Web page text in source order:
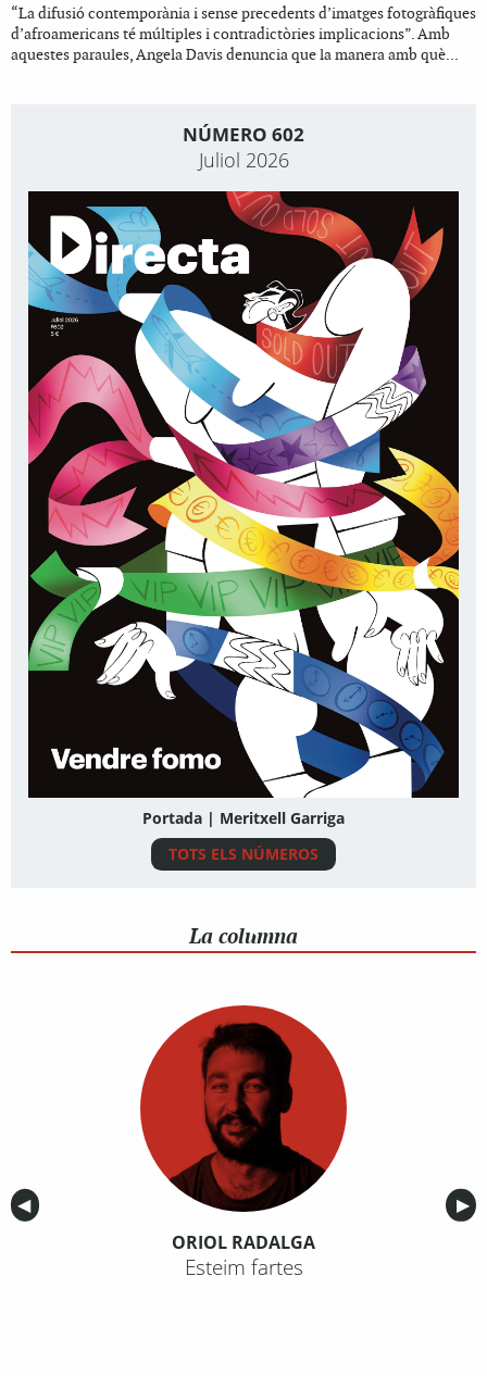
“La difusió contemporània i sense precedents d’imatges fotogràfiques
d’afroamericans té múltiples i contradictòries implicacions”. Amb
aquestes paraules, Angela Davis denuncia que la manera amb què...
NÚMERO 602
Juliol 2026
Portada | Meritxell Garriga
TOTS ELS NÚMEROS
La columna
Anterior
◀︎ ▶︎
ORIOL RADALGA
Esteim fartes